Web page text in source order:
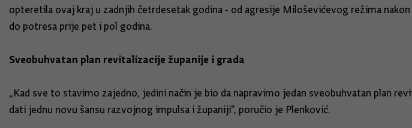
opteretila ovaj kraj u zadnjih četrdesetak godina - od agresije Miloševićevog režima
do potresa prije pet i pol godina.
Sveobuhvatan plan revitalizacije županije i grada
„Kad sve to stavimo zajedno, jedini način je bio da napravimo jedan sveobuhvatan plan
dati jednu novu šansu razvojnog impulsa i županiji“, poručio je Plenković.